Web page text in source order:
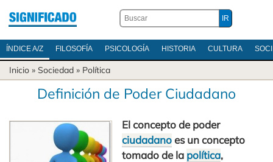
ÍNDICE A/Z FILOSOFÍA PSICOLOGÍA HISTORIA CULTURA
Inicio » Sociedad » Política
Definición de Poder Ciudadano
El concepto de poder
ciudadanoes un concepto
tomado de la política,